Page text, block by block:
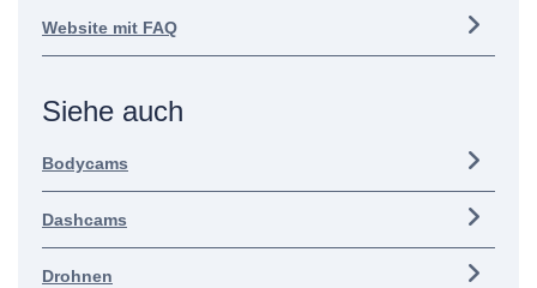
Website mit FAQ
Siehe auch
Bodycams
Dashcams
Drohnen